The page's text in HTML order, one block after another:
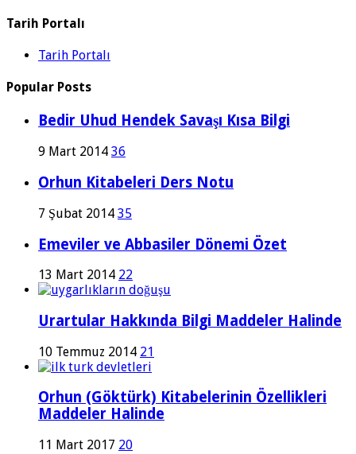
Tarih Portalı
Tarih Portalı
Popular Posts
Bedir Uhud Hendek Savaşı Kısa Bilgi
9 Mart 2014 36
Orhun Kitabeleri Ders Notu
7 Şubat 2014 35
Emeviler ve Abbasiler Dönemi Özet
13 Mart 2014 22
Urartular Hakkında Bilgi Maddeler Halinde
10 Temmuz 2014 21
Orhun (Göktürk) Kitabelerinin Özellikleri
Maddeler Halinde
11 Mart 2017 20